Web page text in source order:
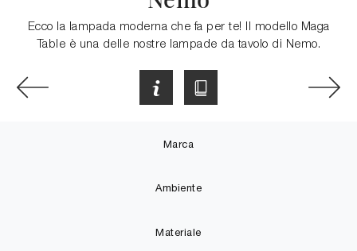
Ecco la lampada moderna che fa per te! Il modello Maga
Table è una delle nostre lampade da tavolo di Nemo.
Marca
Ambiente
Materiale